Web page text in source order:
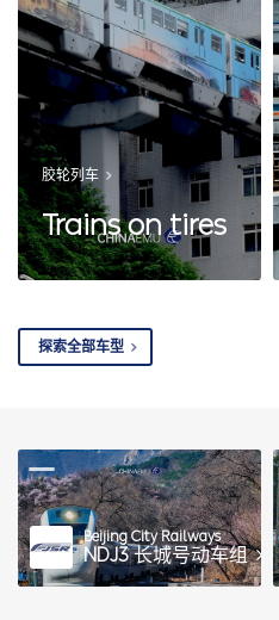
胶轮列车
Trains on tires
探索全部车型
Beijing City Railways
NDJ3长城号动车组